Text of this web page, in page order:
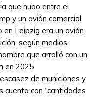
que hubo entre el
y un avión comercial
en Leipzig era un avión
según medios
que arrolló con un
en 2025
de municiones y
cuenta con “cantidades